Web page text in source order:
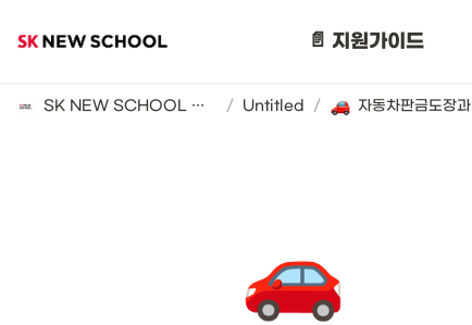
📄 지원가이드
SK NEW SCHOOL 지원 가이드 (2025년) / Untitled / 자동차판금도장과
🚗